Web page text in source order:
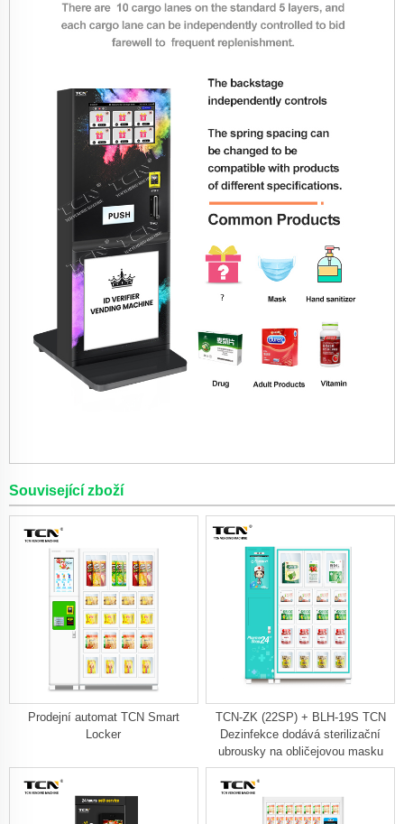
Související zboží
Prodejní automat TCN Smart
Locker
TCN-ZK (22SP) + BLH-19S TCN
Dezinfekce dodává sterilizační
ubrousky na obličejovou masku